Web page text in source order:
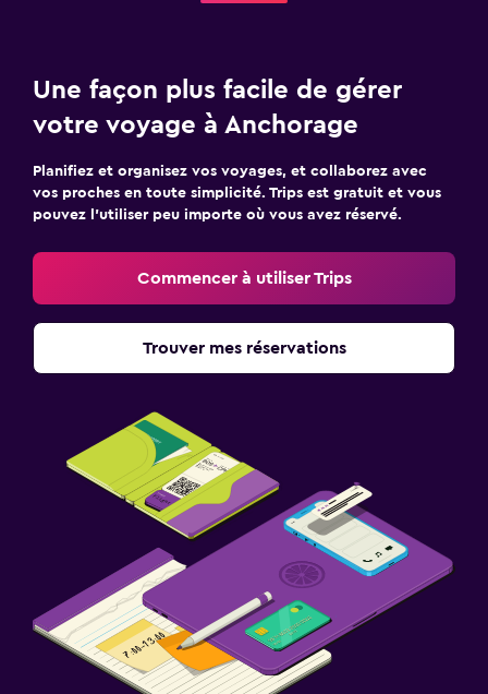
Une façon plus facile de gérer
votre voyage à Anchorage
Planifiez et organisez vos voyages, et collaborez avec
vos proches en toute simplicité. Trips est gratuit et vous
pouvez l’utiliser peu importe où vous avez réservé.
Commencer à utiliser Trips
Trouver mes réservations